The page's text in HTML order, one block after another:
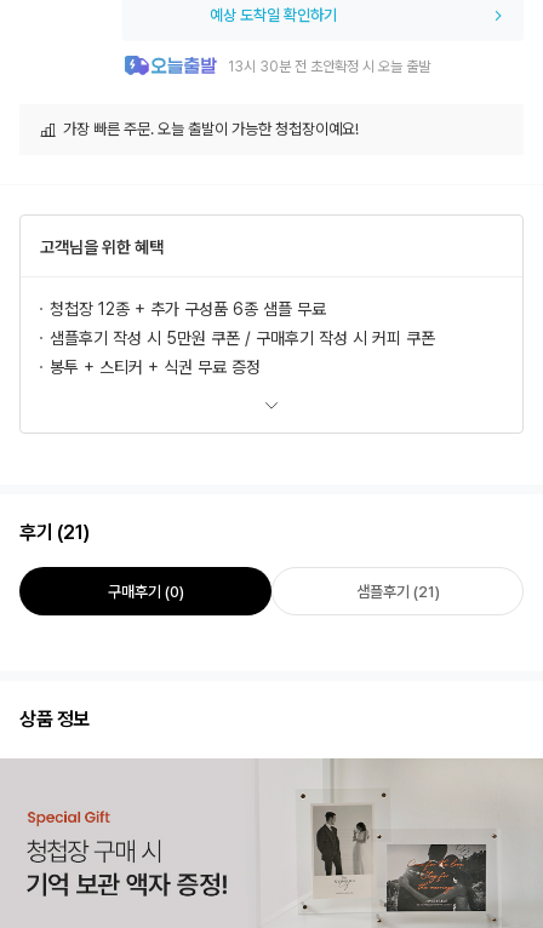
예상 도착일 확인하기
13시 30분 전 초안확정 시 오늘 출발
가장 빠른 주문. 오늘 출발이 가능한 청첩장이예요!
고객님을 위한 혜택
청첩장 12종 + 추가 구성품 6종 샘플 무료
샘플후기 작성 시 5만원 쿠폰 / 구매후기 작성 시 커피 쿠폰
봉투 + 스티커 + 식권 무료 증정
후기 (21)
구매후기 (0) 샘플후기 (21)
상품 정보